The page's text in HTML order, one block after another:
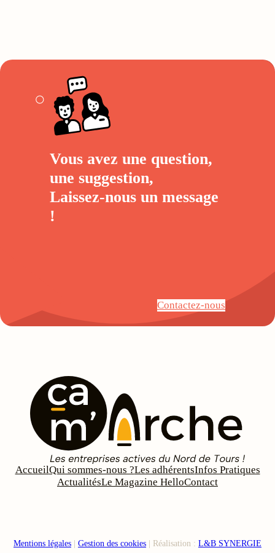
Vous avez une question,
une suggestion,
Laissez-nous un message
!
Contactez-nous
AccueilQui sommes-nous ?Les adhérentsInfos Pratiques
ActualitésLe Magazine HelloContact
Mentions légales | Gestion des cookies | Réalisation : L&B SYNERGIE